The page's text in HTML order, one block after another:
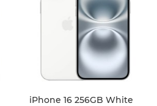
iPhone 16 256GB White